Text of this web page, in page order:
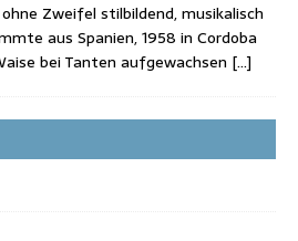
Zweifel stilbildend, musikalisch
aus Spanien, 1958 in Cordoba
bei Tanten aufgewachsen […]